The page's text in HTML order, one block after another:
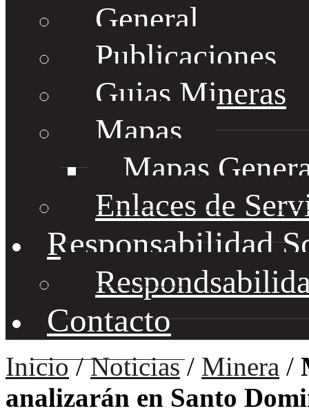
General
Publicaciones
Guias Mineras
Mapas
Mapas
Enlaces de
Responsabilidad
Contacto
Inicio/Noticias/ Minera /
analizarán en Santo